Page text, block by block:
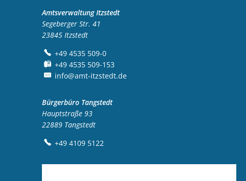
Amtsverwaltung Itzstedt
Segeberger Str. 41
23845 Itzstedt
+49 4535 509-0
+49 4535 509-153
info@amt-itzstedt.de
Bürgerbüro Tangstedt
Hauptstraße 93
22889 Tangstedt
+49 4109 5122